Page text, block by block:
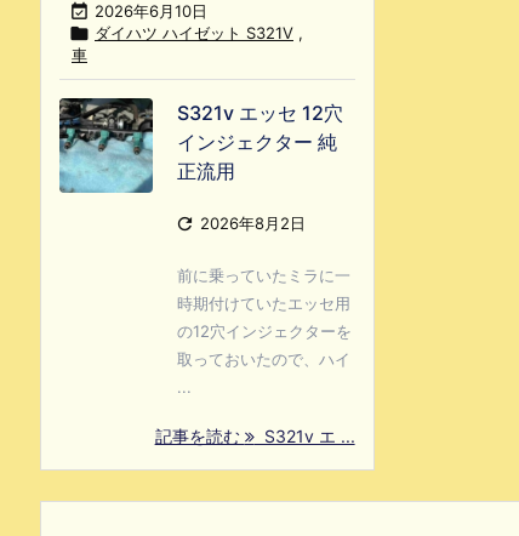
 2026年6月10日
 ダイハツ ハイゼット S321V ,
車
S321v エッセ 12穴
インジェクター 純
正流用
 2026年8月2日
前に乗っていたミラに一
時期付けていたエッセ用
の12穴インジェクターを
取っておいたので、ハイ
...
記事を読む S321v エ ...